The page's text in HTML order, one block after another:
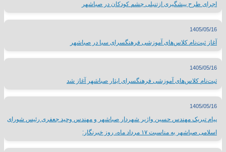
اجرای طرح پیشگیری ازتنبلی چشم کودکان در صباشهر
1405/05/16
آغاز ثبت‌نام کلاس‌های آموزشی فرهنگسرای سبا در صباشهر
1405/05/16
ثبت‌نام کلاس‌های آموزشی فرهنگسرای ایثار صباشهر آغاز شد
1405/05/16
پیام تبریک مهندس حسین واژیر شهردار صباشهر و مهندس وحید جعفری رئیس شورای
اسلامی صباشهر به مناسبت ۱۷ مرداد ماه، روز خبرنگار: